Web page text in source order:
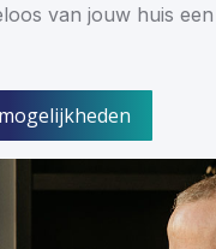
van jouw huis